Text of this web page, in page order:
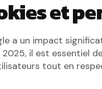
et
a un impact
il est essentiel
tout en